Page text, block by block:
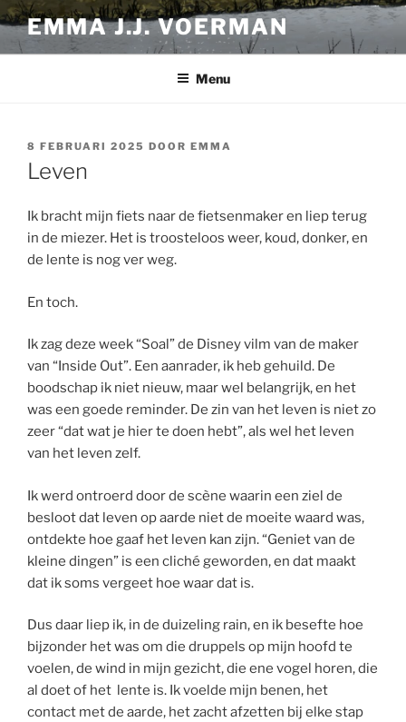
Ga
naar
de
EMMA J.J. VOERMAN
Menu
GEPLAATST
OP
8 FEBRUARI 2025 DOOR EMMA
Leven
Ik bracht mijn fiets naar de fietsenmaker en liep terug
in de miezer. Het is troosteloos weer, koud, donker, en
de lente is nog ver weg.
En toch.
Ik zag deze week “Soal” de Disney vilm van de maker
van “Inside Out”. Een aanrader, ik heb gehuild. De
boodschap ik niet nieuw, maar wel belangrijk, en het
was een goede reminder. De zin van het leven is niet zo
zeer “dat wat je hier te doen hebt”, als wel het leven
van het leven zelf.
Ik werd ontroerd door de scène waarin een ziel de
besloot dat leven op aarde niet de moeite waard was,
ontdekte hoe gaaf het leven kan zijn. “Geniet van de
kleine dingen” is een cliché geworden, en dat maakt
dat ik soms vergeet hoe waar dat is.
Dus daar liep ik, in de duizeling rain, en ik besefte hoe
bijzonder het was om die druppels op mijn hoofd te
voelen, de wind in mijn gezicht, die ene vogel horen, die
al doet of het lente is. Ik voelde mijn benen, het
contact met de aarde, het zacht afzetten bij elke stap